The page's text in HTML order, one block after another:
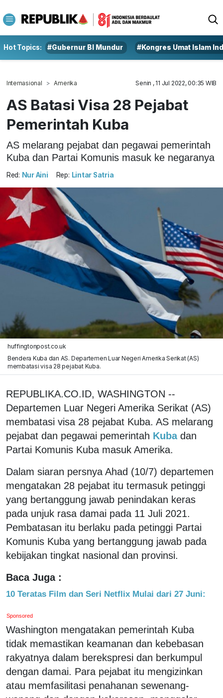
Hot Topics: #Gubernur BI Mundur #Kongres Umat Islam
Internasional Amerika Senin , 11 Jul 2022, 00:35 WIB
AS Batasi Visa 28 Pejabat
Pemerintah Kuba
AS melarang pejabat dan pegawai pemerintah
Kuba dan Partai Komunis masuk ke negaranya
Red: Nur Aini Rep: Lintar Satria
huffingtonpost.co.uk
Bendera Kuba dan AS. Departemen Luar Negeri Amerika Serikat (AS)
membatasi visa 28 pejabat Kuba.
REPUBLIKA.CO.ID, WASHINGTON --
Departemen Luar Negeri Amerika Serikat (AS)
membatasi visa 28 pejabat Kuba. AS melarang
pejabat dan pegawai pemerintah Kuba dan
Partai Komunis Kuba masuk Amerika.
Dalam siaran persnya Ahad (10/7) departemen
mengatakan 28 pejabat itu termasuk petinggi
yang bertanggung jawab penindakan keras
pada unjuk rasa damai pada 11 Juli 2021.
Pembatasan itu berlaku pada petinggi Partai
Komunis Kuba yang bertanggung jawab pada
kebijakan tingkat nasional dan provinsi.
Baca Juga :
10 Teratas Film dan Seri Netflix Mulai dari 27 Juni:
Sponsored
Washington mengatakan pemerintah Kuba
tidak memastikan keamanan dan kebebasan
rakyatnya dalam berekspresi dan berkumpul
dengan damai. Para pejabat itu mengizinkan
atau memfasilitasi penahanan sewenang-